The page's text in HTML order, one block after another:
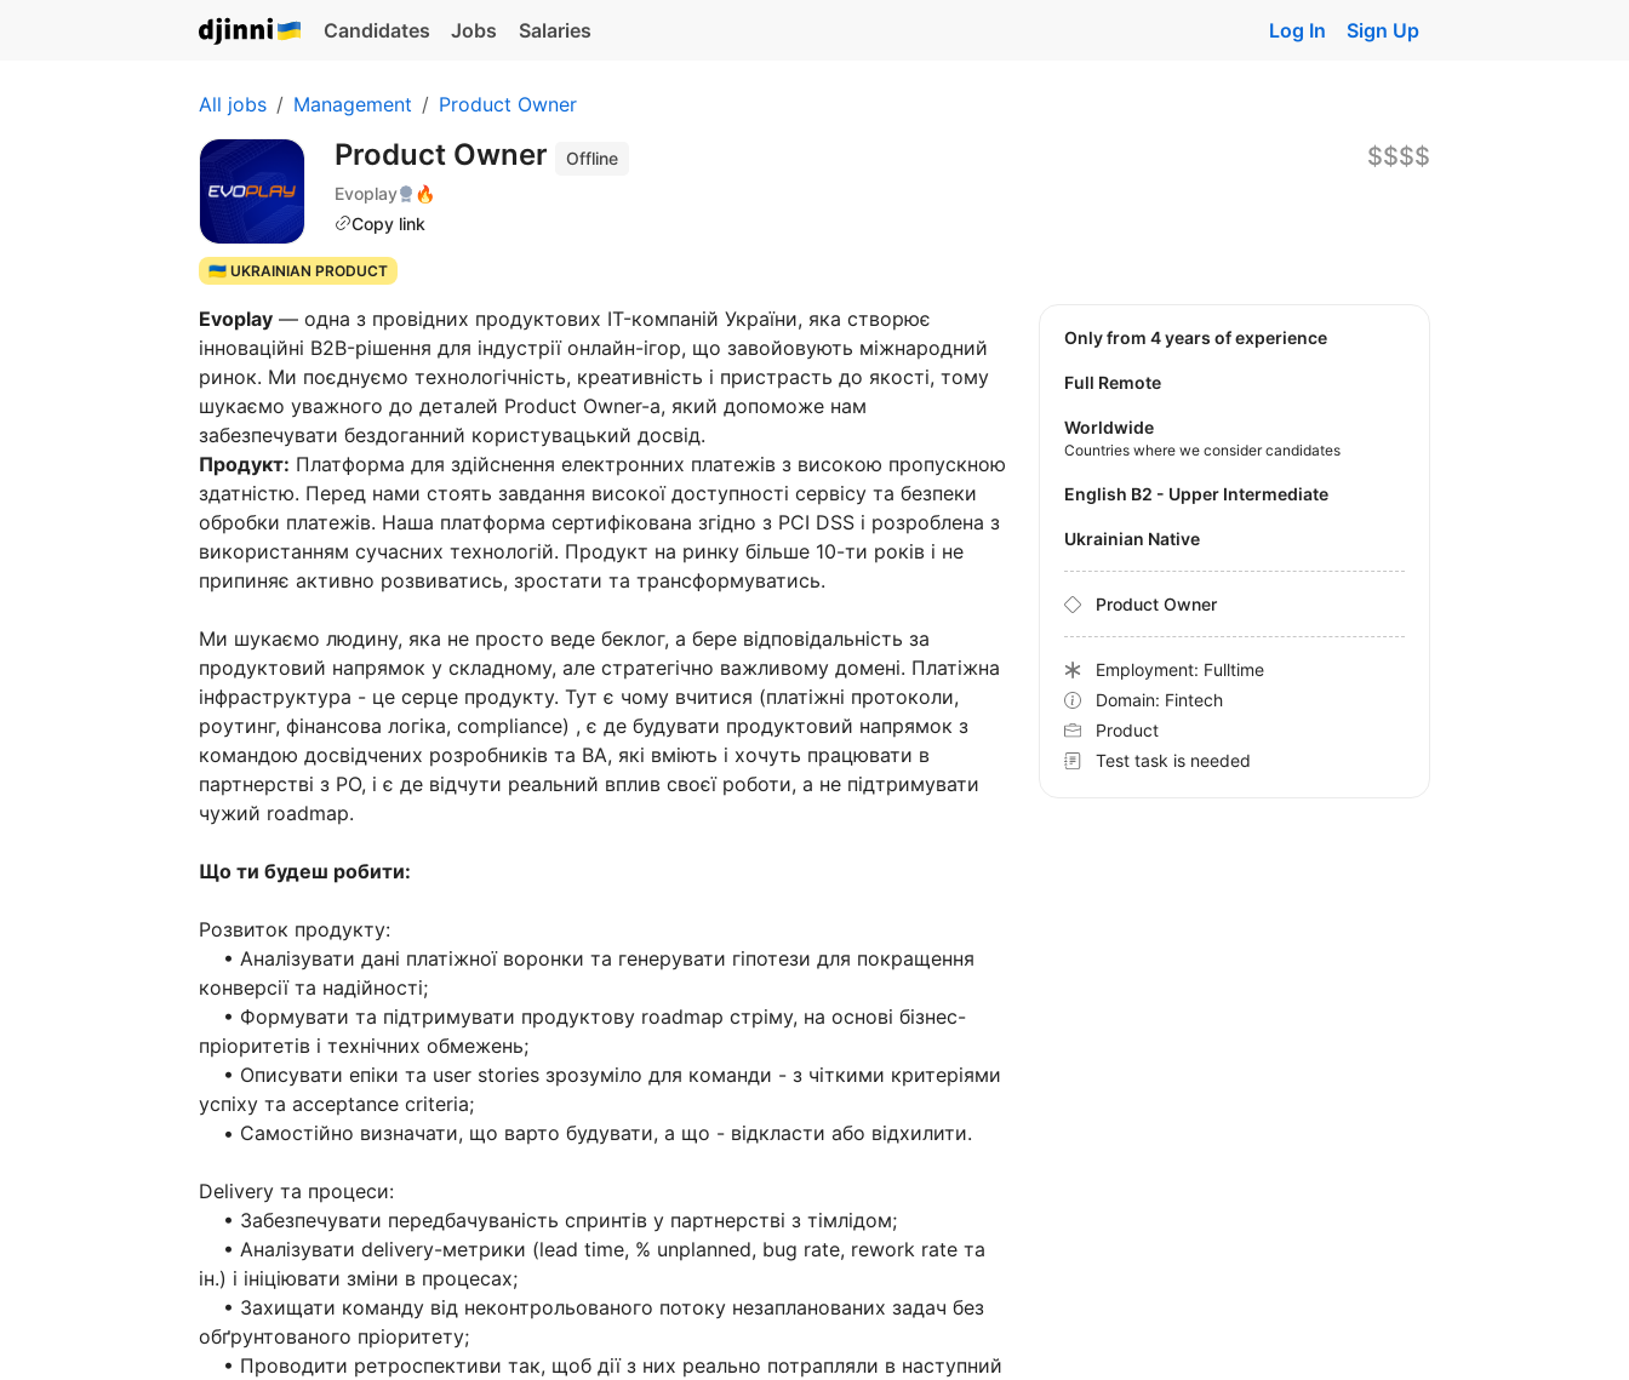
Candidates Jobs Salaries Log In Sign Up
All jobs Management Product Owner
Product Owner
Offline
Evoplay
🔥
Copy link
$$$$
🇺🇦 UKRAINIAN PRODUCT
Evoplay — одна з провідних продуктових IT-компаній України, яка створює
інноваційні B2B-рішення для індустрії онлайн-ігор, що завойовують міжнародний
ринок. Ми поєднуємо технологічність, креативність і пристрасть до якості, тому
шукаємо уважного до деталей Product Owner-а, який допоможе нам
забезпечувати бездоганний користувацький досвід.
Продукт: Платформа для здійснення електронних платежів з високою пропускною
здатністю. Перед нами стоять завдання високої доступності сервісу та безпеки
обробки платежів. Наша платформа сертифікована згідно з PCI DSS і розроблена з
використанням сучасних технологій. Продукт на ринку більше 10-ти років і не
припиняє активно розвиватись, зростати та трансформуватись.
Ми шукаємо людину, яка не просто веде беклог, а бере відповідальність за
продуктовий напрямок у складному, але стратегічно важливому домені. Платіжна
інфраструктура - це серце продукту. Тут є чому вчитися (платіжні протоколи,
роутинг, фінансова логіка, compliance) , є де будувати продуктовий напрямок з
командою досвідчених розробників та BA, які вміють і хочуть працювати в
партнерстві з PO, і є де відчути реальний вплив своєї роботи, а не підтримувати
чужий roadmap.
Що ти будеш робити:
Розвиток продукту:
• Аналізувати дані платіжної воронки та генерувати гіпотези для покращення
конверсії та надійності;
• Формувати та підтримувати продуктову roadmap стріму, на основі бізнес-
пріоритетів і технічних обмежень;
• Описувати епіки та user stories зрозуміло для команди - з чіткими критеріями
успіху та acceptance criteria;
• Самостійно визначати, що варто будувати, а що - відкласти або відхилити.
Delivery та процеси:
• Забезпечувати передбачуваність спринтів у партнерстві з тімлідом;
• Аналізувати delivery-метрики (lead time, % unplanned, bug rate, rework rate та
ін.) і ініціювати зміни в процесах;
• Захищати команду від неконтрольованого потоку незапланованих задач без
обґрунтованого пріоритету;
• Проводити ретроспективи так, щоб дії з них реально потрапляли в наступний
Only from 4 years of experience
Full Remote
Worldwide
Countries where we consider candidates
English B2 - Upper Intermediate
Ukrainian Native
Product Owner
Employment: Fulltime
Domain: Fintech
Product
Test task is needed